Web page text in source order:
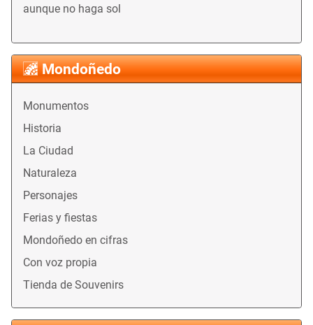
Mondoñedo
Monumentos
Historia
La Ciudad
Naturaleza
Personajes
Ferias y fiestas
Mondoñedo en cifras
Con voz propia
Tienda de Souvenirs
aunque no haga sol